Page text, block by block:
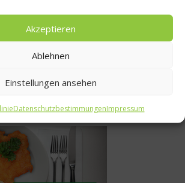
Akzeptieren
Ablehnen
Einstellungen ansehen
DatenschutzbestimmungenImpressum
werden?
17. August 2019